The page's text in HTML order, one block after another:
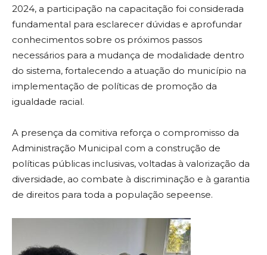
2024, a participação na capacitação foi considerada
fundamental para esclarecer dúvidas e aprofundar
conhecimentos sobre os próximos passos
necessários para a mudança de modalidade dentro
do sistema, fortalecendo a atuação do município na
implementação de políticas de promoção da
igualdade racial.
A presença da comitiva reforça o compromisso da
Administração Municipal com a construção de
políticas públicas inclusivas, voltadas à valorização da
diversidade, ao combate à discriminação e à garantia
de direitos para toda a população sepeense.